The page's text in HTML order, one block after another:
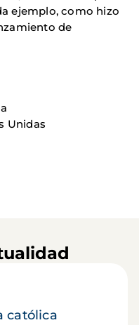
ejemplo, como hizo
de
Unidas
católica